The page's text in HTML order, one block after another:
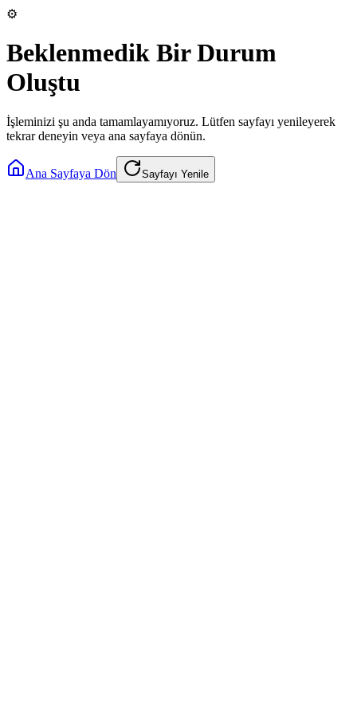
⚙️
Beklenmedik Bir Durum
Oluştu
İşleminizi şu anda tamamlayamıyoruz. Lütfen sayfayı yenileyerek
tekrar deneyin veya ana sayfaya dönün.
Ana Sayfaya Dön Sayfayı Yenile